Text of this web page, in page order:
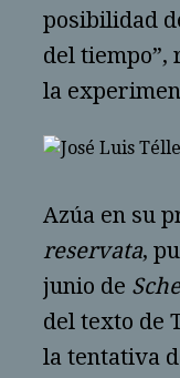
posibilidad
del tiempo”,
la
Azúa en su
reservata,
junio de
del texto de
la tentativa